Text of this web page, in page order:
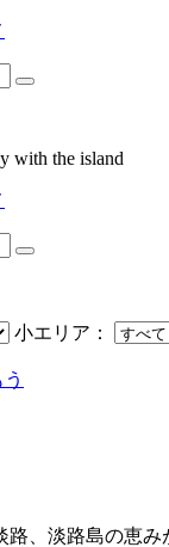
with the island
小エリア：
、淡路島の恵み